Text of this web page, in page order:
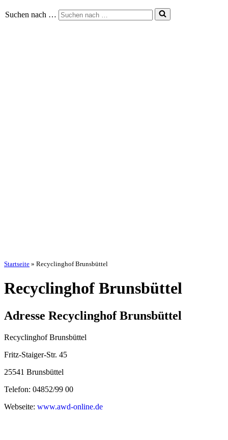
Suchen nach …
Startseite » Recyclinghof Brunsbüttel
Recyclinghof Brunsbüttel
Adresse Recyclinghof Brunsbüttel
Recyclinghof Brunsbüttel
Fritz-Staiger-Str. 45
25541 Brunsbüttel
Telefon: 04852/99 00
Webseite: www.awd-online.de